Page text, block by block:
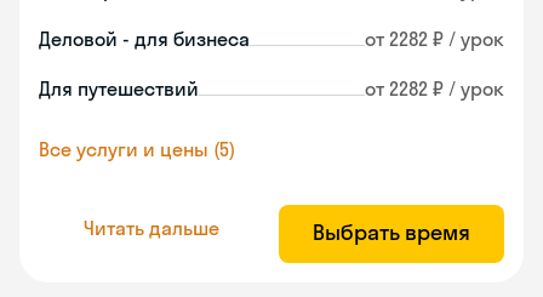
Деловой - для бизнеса от 2282 ₽ / урок
Для путешествий от 2282 ₽ / урок
Все услуги и цены (5)
Читать дальше Выбрать время